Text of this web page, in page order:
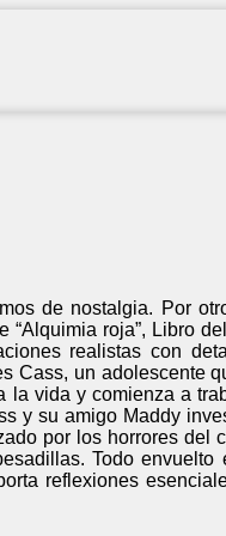
de nostalgia. Por
roja”, Libro
realistas con
Cass, un adolescente
la vida y comienza a
y su amigo Maddy
por los horrores del
Todo
reflexiones